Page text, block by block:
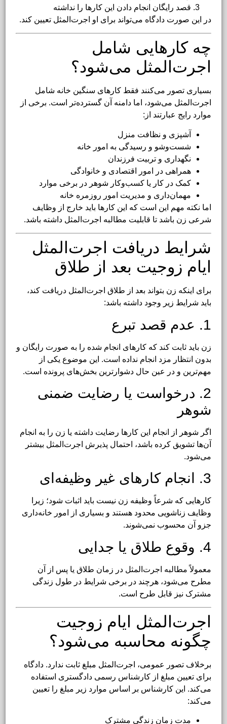
قصد رایگان انجام دادن این کارها را نداشته
در این صورت دادگاه می‌تواند برای او اجرت‌المثل تعیین کند.
چه کارهایی شامل
اجرت‌المثل می‌شود؟
بسیاری تصور می‌کنند فقط کارهای سنگین خانه شامل
اجرت‌المثل می‌شود، اما دامنه آن گسترده‌تر است. برخی از
موارد رایج عبارتند از:
آشپزی و نظافت منزل
شست‌وشو و رسیدگی به امور خانه
نگهداری و تربیت فرزندان
همراهی در امور اقتصادی و خانوادگی
کمک در کار یا کسب‌وکار شوهر در برخی موارد
مهمان‌داری و مدیریت امور روزمره خانه
اما نکته مهم این است که این کارها باید خارج از وظایف
شرعی زن باشد تا قابلیت مطالبه اجرت‌المثل داشته باشد.
شرایط دریافت اجرت‌المثل
ایام زوجیت بعد از طلاق
برای اینکه زن بتواند بعد از طلاق اجرت‌المثل دریافت کند،
باید شرایط زیر وجود داشته باشد:
1. عدم قصد تبرع
زن باید ثابت کند که کارهای انجام شده را به صورت رایگان و
بدون انتظار مزد انجام نداده است. این موضوع یکی از
مهم‌ترین و در عین حال دشوارترین بخش‌های پرونده است.
2. درخواست یا رضایت ضمنی
شوهر
اگر شوهر از انجام این کارها رضایت داشته یا زن را به انجام
آن‌ها تشویق کرده باشد، احتمال پذیرش اجرت‌المثل بیشتر
می‌شود.
3. انجام کارهای غیر وظیفه‌ای
کارهایی که شرعاً وظیفه زن نیست باید اثبات شود؛ زیرا
وظایف زناشویی محدود هستند و بسیاری از امور خانه‌داری
جزو آن محسوب نمی‌شوند.
4. وقوع طلاق یا جدایی
معمولاً مطالبه اجرت‌المثل در زمان طلاق یا پس از آن
مطرح می‌شود، هرچند در برخی شرایط در طول زندگی
مشترک نیز قابل طرح است.
اجرت‌المثل ایام زوجیت
چگونه محاسبه می‌شود؟
برخلاف تصور عمومی، اجرت‌المثل مبلغ ثابت ندارد. دادگاه
برای تعیین مبلغ از کارشناس رسمی دادگستری استفاده
می‌کند. این کارشناس بر اساس موارد زیر مبلغ را تعیین
می‌کند:
مدت زمان زندگی مشترک